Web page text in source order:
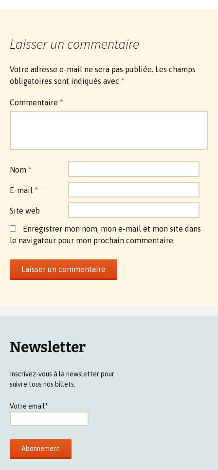
des
articles
Laisser un commentaire
Votre adresse e-mail ne sera pas publiée. Les champs
obligatoires sont indiqués avec *
Commentaire *
Nom *
E-mail *
Site web
Enregistrer mon nom, mon e-mail et mon site dans
le navigateur pour mon prochain commentaire.
Newsletter
Inscrivez-vous à la newsletter pour
suivre tous nos billets.
Votre email*